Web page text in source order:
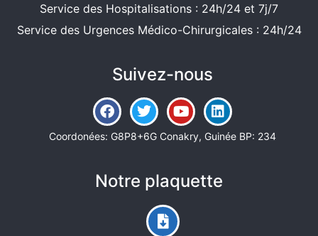
Service des Hospitalisations : 24h/24 et 7j/7
Service des Urgences Médico-Chirurgicales : 24h/24
Suivez-nous
Coordonées: G8P8+6G Conakry, Guinée BP: 234
Notre plaquette